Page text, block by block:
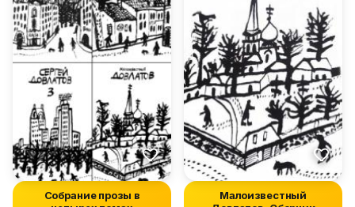
Собрание прозы в
Малоизвестный